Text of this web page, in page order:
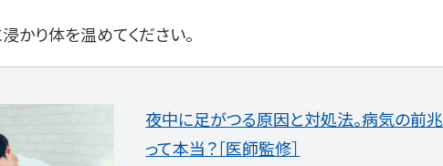
かり体を温めてください。
夜中に足がつる原因と対処法。病気の前兆
って本当？［医師監修］